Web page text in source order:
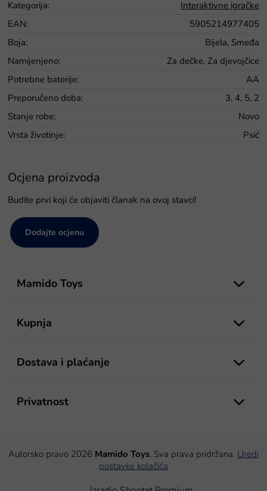
Kategorija:
Interaktivne igračke
EAN:
5905214977405
Boja:
Bijela, Smeđa
Namijenjeno:
Za dečke, Za djevojčice
Potrebne baterije:
AA
Preporučeno doba:
3, 4, 5, 2
Stanje robe:
Novo
Vrsta životinje: Psić
Ocjena proizvoda
Budite prvi koji će objaviti članak na ovoj stavci!
Dodajte ocjenu
Mamido Toys
Kupnja
Dostava i plaćanje
Privatnost
Autorsko pravo 2026 Mamido Toys. Sva prava pridržana. Uredi
postavke kolačića